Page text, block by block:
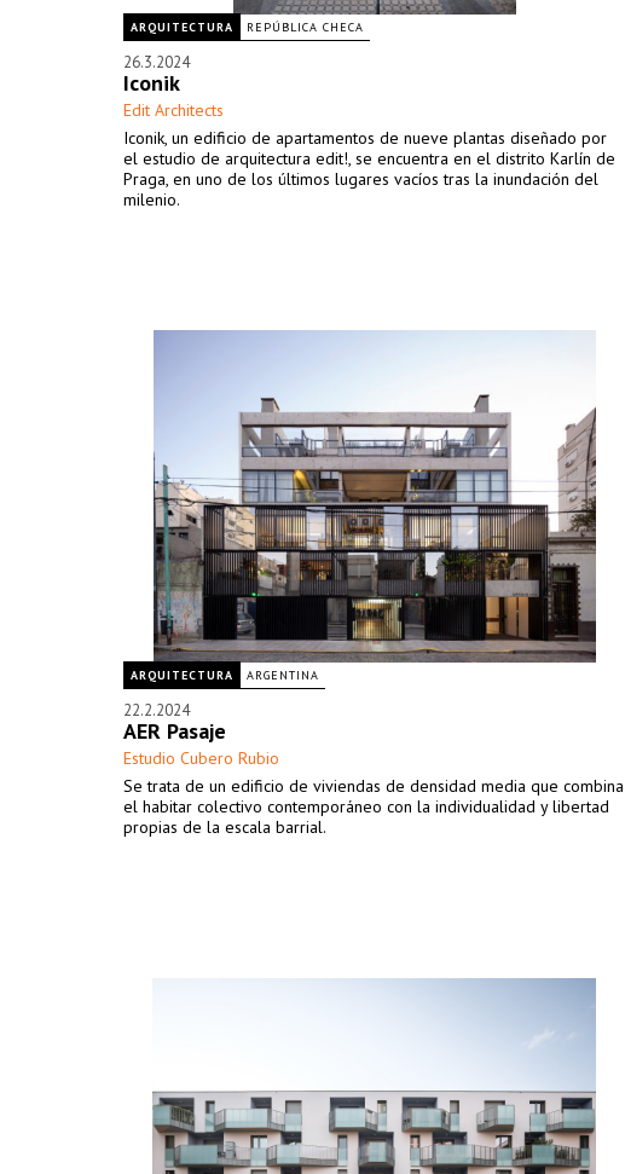
ARQUITECTURA REPÚBLICA CHECA
26.3.2024
Iconik
Edit Architects
Iconik, un edificio de apartamentos de nueve plantas diseñado por
el estudio de arquitectura edit!, se encuentra en el distrito Karlín de
Praga, en uno de los últimos lugares vacíos tras la inundación del
milenio.
ARQUITECTURA ARGENTINA
22.2.2024
AER Pasaje
Estudio Cubero Rubio
Se trata de un edificio de viviendas de densidad media que combina
el habitar colectivo contemporáneo con la individualidad y libertad
propias de la escala barrial.